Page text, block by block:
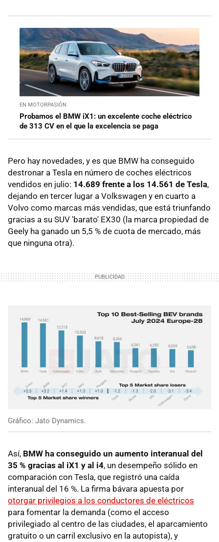
EN MOTORPASIÓN
Probamos el BMW iX1: un excelente coche eléctrico
de 313 CV en el que la excelencia se paga
Pero hay novedades, y es que BMW ha conseguido
destronar a Tesla en número de coches eléctricos
vendidos en julio: 14.689 frente a los 14.561 de Tesla,
dejando en tercer lugar a Volkswagen y en cuarto a
Volvo como marcas más vendidas, que está triunfando
gracias a su SUV 'barato' EX30 (la marca propiedad de
Geely ha ganado un 5,5 % de cuota de mercado, más
que ninguna otra).
Gráfico: Jato Dynamics.
Así, BMW ha conseguido un aumento interanual del
35 % gracias al iX1 y al i4, un desempeño sólido en
comparación con Tesla, que registró una caída
interanual del 16 %. La firma bávara apuesta por
otorgar privilegios a los conductores de eléctricos
para fomentar la demanda (como el acceso
privilegiado al centro de las ciudades, el aparcamiento
gratuito o un carril exclusivo en la autopista), y